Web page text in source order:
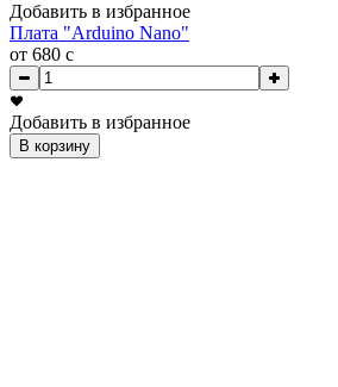
Добавить в избранное
Плата "Arduino Nano"
от 680 c
Добавить в избранное
В корзину